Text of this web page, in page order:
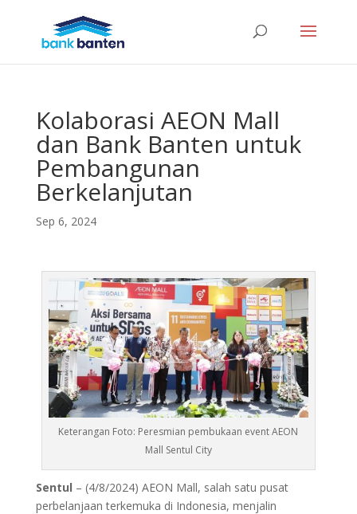
Kolaborasi AEON Mall
dan Bank Banten untuk
Pembangunan
Berkelanjutan
Sep 6, 2024
Keterangan Foto: Peresmian pembukaan event AEON
Mall Sentul City
Sentul – (4/8/2024) AEON Mall, salah satu pusat
perbelanjaan terkemuka di Indonesia, menjalin